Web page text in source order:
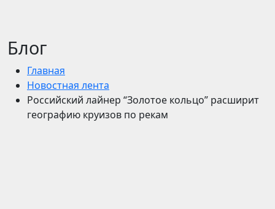
Блог
Главная
Новостная лента
Российский лайнер “Золотое кольцо” расширит
географию круизов по рекам